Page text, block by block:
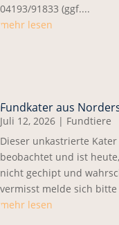
04193/91833 (ggf....
mehr lesen
Fundkater aus
Juli 12, 2026 | Fundtiere
Dieser unkastrierte
beobachtet und ist
nicht gechipt und
vermisst melde sich bitte
mehr lesen